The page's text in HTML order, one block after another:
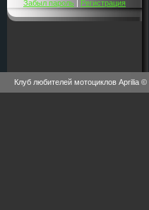
Забыл пароль | Регистрация
Клуб любителей мотоциклов Aprilia ©